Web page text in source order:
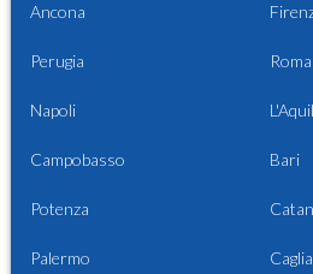
Ancona
Perugia Roma
Napoli
Campobasso Bari
Potenza
Palermo